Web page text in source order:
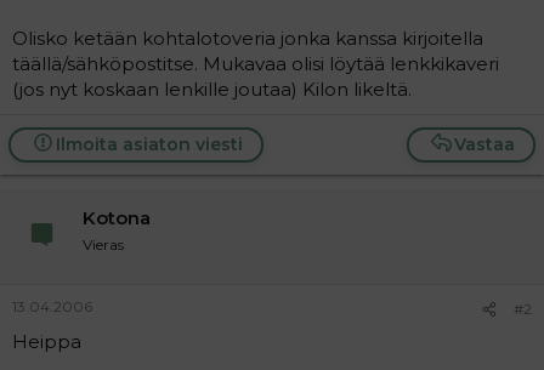
Olisko ketään kohtalotoveria jonka kanssa kirjoitella
täällä/sähköpostitse. Mukavaa olisi löytää lenkkikaveri
(jos nyt koskaan lenkille joutaa) Kilon likeltä.
Vastaa
Ilmoita asiaton viesti
Kotona
Vieras
13.04.2006 #2
Heippa